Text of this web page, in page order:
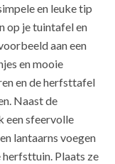
en leuke tip
op je tuintafel en
aan een
en mooie
en de herfsttafel
Naast de
een sfeervolle
lantaarns voegen
Plaats ze